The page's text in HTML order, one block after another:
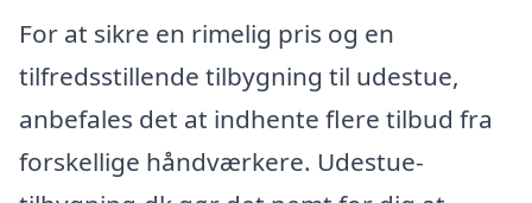
For at sikre en rimelig pris og en
tilfredsstillende tilbygning til udestue,
anbefales det at indhente flere tilbud fra
forskellige håndværkere. Udestue-